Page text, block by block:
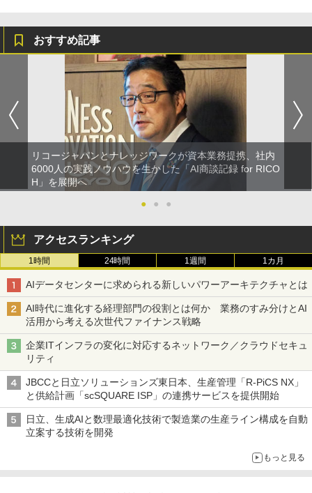
おすすめ記事
リコージャパンとナレッジワークが資本業務提携、社内
6000人の実践ノウハウを生かした「AI商談記録 for RICO
H」を展開へ
●
● ●
アクセスランキング
1時間 24時間 1週間 1カ月
AIデータセンターに求められる新しいパワーアーキテクチャとは
AI時代に進化する経理部門の役割とは何か 業務のすみ分けとAI
活用から考える次世代ファイナンス戦略
企業ITインフラの変化に対応するネットワーク／クラウドセキュ
リティ
JBCCと日立ソリューションズ東日本、生産管理「R-PiCS NX」
と供給計画「scSQUARE ISP」の連携サービスを提供開始
日立、生成AIと数理最適化技術で製造業の生産ライン構成を自動
立案する技術を開発
もっと見る